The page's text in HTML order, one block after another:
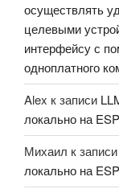
осуществлять
целевыми
интерфейсу с
одноплатного
Alex к записи
локально на
Михаил к записи
локально на